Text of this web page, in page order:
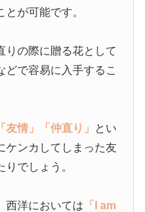
が可能です。
りの際に贈る花として
どで容易に入手するこ
「友情」 「仲直り」 とい
ケンカしてしまった友
でしょう。
西洋においては 「I am